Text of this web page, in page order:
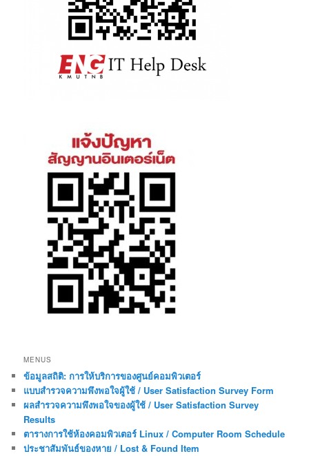
MENUS
ข้อมูลสถิติ: การให้บริการของศูนย์คอมพิวเตอร์
แบบสำรวจความพึงพอใจผู้ใช้ / User Satisfaction Survey Form
ผลสำรวจความพึงพอใจของผู้ใช้ / User Satisfaction Survey
Results
ตารางการใช้ห้องคอมพิวเตอร์ Linux / Computer Room Schedule
ประชาสัมพันธ์ของหาย / Lost & Found Item